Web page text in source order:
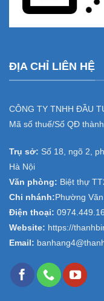
ĐỊA CHỈ LIÊN HỆ
CÔNG TY TNHH ĐẦU
Mã số thuế/Số QĐ
Trụ sở: Số 18, ngõ 2,
Hà Nội
Văn phòng: Biệt thự
Chi nhánh: Phường
Điện thoại:
Website: https://
Email: